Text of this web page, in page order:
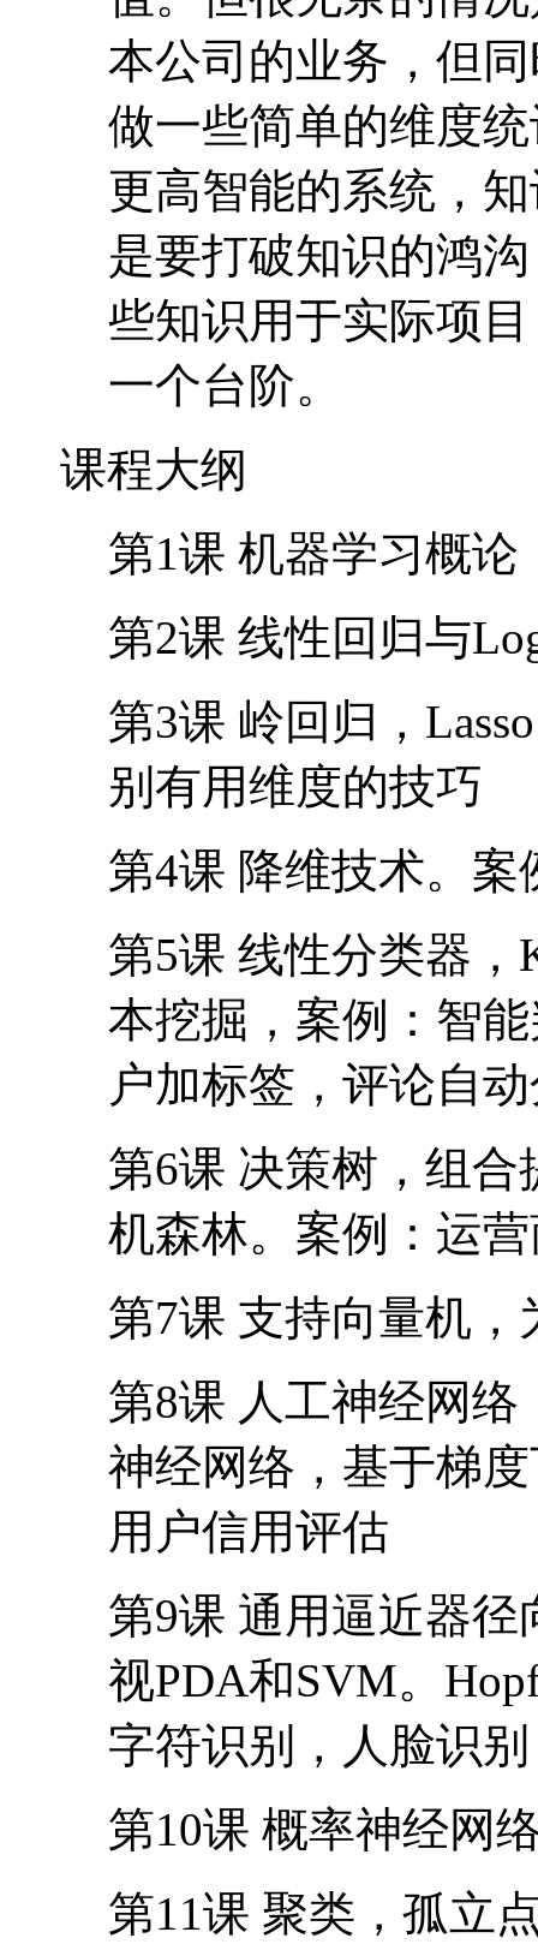
本公司的业务，但
做一些简单的维度
更高智能的系统，
是要打破知识的鸿
些知识用于实际项
一个台阶。
课程大纲
第1课 机器学习概论
第2课 线性回归与
第3课 岭回归，
别有用维度的技巧
第4课 降维技术。
第5课 线性分类器
本挖掘，案例：智
户加标签，评论自
第6课 决策树，组合
机森林。案例：运
第7课 支持向量机
第8课 人工神经网
神经网络，基于梯
用户信用评估
第9课 通用逼近器
视PDA和SVM。
字符识别，人脸识别
第10课 概率神经网
第11课 聚类，孤立